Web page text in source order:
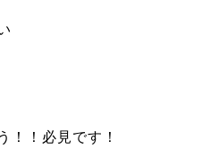
！！必見です！